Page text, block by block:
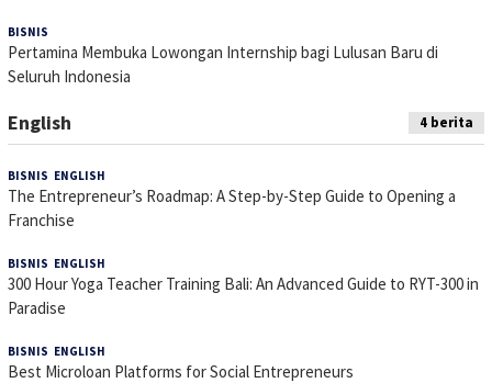
BISNIS
Pertamina Membuka Lowongan Internship bagi Lulusan Baru di
Seluruh Indonesia
English 4 berita
BISNIS ENGLISH
The Entrepreneur’s Roadmap: A Step-by-Step Guide to Opening a
Franchise
BISNIS ENGLISH
300 Hour Yoga Teacher Training Bali: An Advanced Guide to RYT-300 in
Paradise
BISNIS ENGLISH
Best Microloan Platforms for Social Entrepreneurs